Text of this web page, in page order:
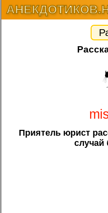
Приятель юрист
случай